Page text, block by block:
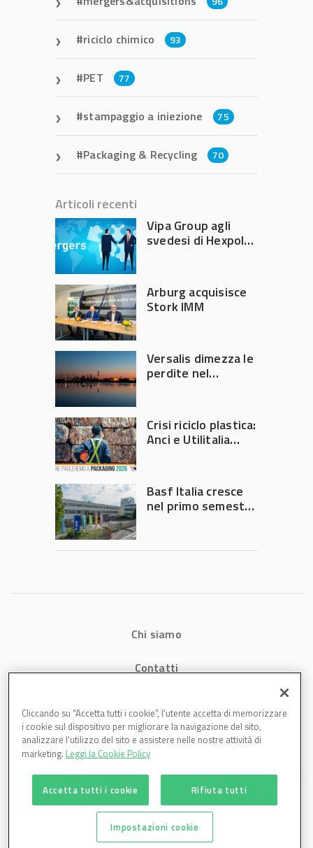
riciclo chimico 93
PET 77
stampaggio a iniezione 75
Packaging & Recycling 70
Articoli recenti
Vipa Group agli
svedesi di Hexpol
Arburg acquisisce
Stork IMM
Versalis dimezza le
perdite nel
Crisi riciclo plastica:
Anci e Utilitalia
Governo
Basf Italia cresce
nel primo semestre
Chi siamo
Contatti
Cookies
Plastmagazine è una testata di DBInformation Spa P.IVA 09293820156 | Centro
Cliccando su “Accetta tutti i cookie”, l'utente accetta di memorizzare
i cookie sul dispositivo per migliorare la navigazione del sito,
analizzare l'utilizzo del sito e assistere nelle nostre attività di
marketing. Leggi la Cookie Policy
Accetta tutti i cookie Rifiuta tutti
Impostazioni cookie